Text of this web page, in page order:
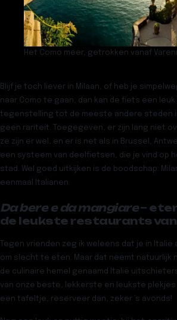
Het Como meer, getrokken vanaf
Blijf je toch liever in Milaan, of heb je
naar Como te gaan, dan kan de fiets een
tegenstelling tot de meeste andere steden
geen rariteit. Toegegeven, er zijn lang niet
ze zijn er wel, en er is net als in Brussel,
een systeem van deelfietsen, die je vind op
stad. Wel goed uitkijken is de boodschap:
eenmaal Italianen.
Da bere e da mangiare–
de leukste restaurants
Tegen vrienden zeg ik weleens dat je in
om slecht te eten. Maar dat neemt natuurlijk
de culinaire hemel genaamd Italië
van onze beste, lekkerste en leukste plekjes
een tafeltje, reserveer dan, zeker ’s avonds!